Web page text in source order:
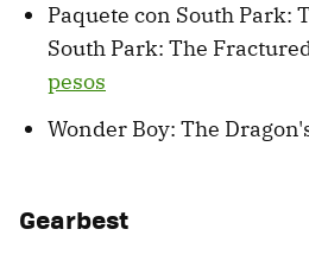
Paquete con South Park:
South Park: The
pesos
Wonder Boy: The
Gearbest